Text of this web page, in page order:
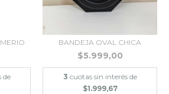
de
BANDEJA OVAL CHICA
$5.999,00
3 cuotas sin interés de
$1.999,67